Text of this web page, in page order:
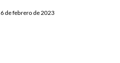
6 de febrero de 2023